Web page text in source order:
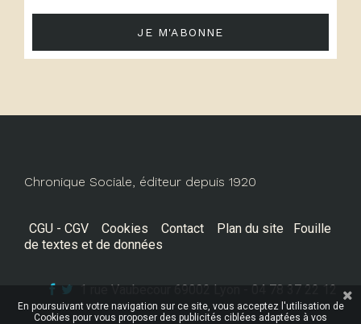
JE M'ABONNE
Chronique Sociale, éditeur depuis 1920
CGU - CGV Cookies Contact Plan du site
Fouille
de textes et de données
1 rue Vaubecour 69002 Lyon - 04 78 37 22 12
En poursuivant votre navigation sur ce site, vous acceptez l'utilisation de
Cookies pour vous proposer des publicités ciblées adaptées à vos